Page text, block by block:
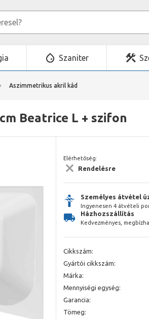
Szaniter
Aszimmetrikus akril kád
Beatrice L + szifon
Elérhetőség:
Rendelésre
Személyes átvétel
Ingyenesen 4 átvételi
Házhozszállítás
Kedvezményes,
Cikkszám:
Gyártói cikkszám:
Márka:
Mennyiségi egység:
Garancia:
Tömeg: